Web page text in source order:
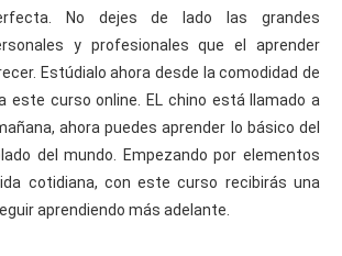
No dejes de lado las grandes
y profesionales que el aprender
Estúdialo ahora desde la comodidad de
este curso online. EL chino está llamado a
ahora puedes aprender lo básico del
del mundo. Empezando por elementos
cotidiana, con este curso recibirás una
aprendiendo más adelante.